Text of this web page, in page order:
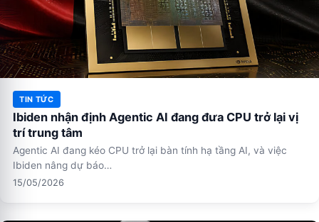
TIN TỨC
Ibiden nhận định Agentic AI đang đưa CPU trở lại vị
trí trung tâm
Agentic AI đang kéo CPU trở lại bàn tính hạ tầng AI, và việc
Ibiden nâng dự báo…
15/05/2026